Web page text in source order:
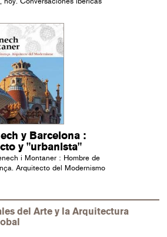
y Barcelona :
y "urbanista"
i Montaner : Hombre de
Arquitecto del Modernismo
del Arte y la Arquitectura